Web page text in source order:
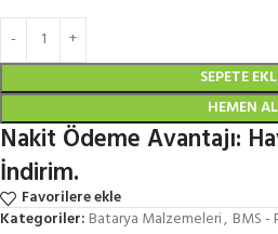
SEPETE
HEMEN AL
Nakit Ödeme Avantajı:
İndirim.
Favorilere ekle
Kategoriler: Batarya Malzemeleri, BMS -